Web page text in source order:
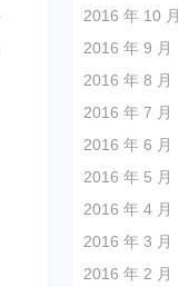
2016 年 10 月
2016 年 9 月
2016 年 8 月
2016 年 7 月
2016 年 6 月
2016 年 5 月
2016 年 4 月
2016 年 3 月
2016 年 2 月